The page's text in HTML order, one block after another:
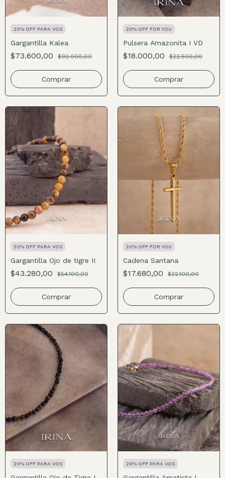
20% OFF PARA VOS
Gargantilla Kalea
$73.600,00 $92.000,00
Comprar
20% OFF FOR YOU
Pulsera Amazonita I VD
$18.000,00 $22.500,00
Comprar
20% OFF PARA VOS
Gargantilla Ojo de tigre II
$43.280,00 $54.100,00
Comprar
20% OFF FOR YOU
Cadena Santana
$17.680,00 $22.100,00
Comprar
20% OFF PARA VOS 20% OFF PARA VOS